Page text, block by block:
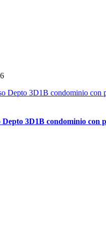
Depto 3D1B condominio con